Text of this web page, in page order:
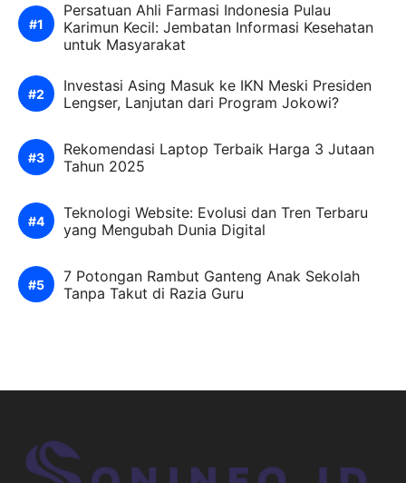
Persatuan Ahli Farmasi Indonesia Pulau
Karimun Kecil: Jembatan Informasi Kesehatan
untuk Masyarakat
Investasi Asing Masuk ke IKN Meski Presiden
Lengser, Lanjutan dari Program Jokowi?
Rekomendasi Laptop Terbaik Harga 3 Jutaan
Tahun 2025
Teknologi Website: Evolusi dan Tren Terbaru
yang Mengubah Dunia Digital
7 Potongan Rambut Ganteng Anak Sekolah
Tanpa Takut di Razia Guru